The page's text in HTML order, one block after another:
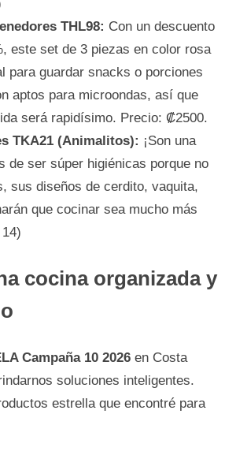
THL98: Con un descuento
este set de 3 piezas en color rosa
para guardar snacks o porciones
aptos para microondas, así que
será rapidísimo. Precio: ₡2500.
TKA21 (Animalitos): ¡Son una
de ser súper higiénicas porque no
sus diseños de cerdito, vaquita,
que cocinar sea mucho más
cocina organizada y
Campaña 10 2026 en Costa
soluciones inteligentes.
estrella que encontré para